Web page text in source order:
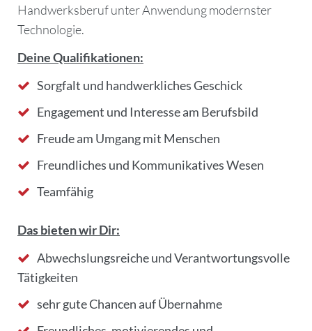
Handwerksberuf unter Anwendung modernster
Technologie.
Deine Qualifikationen:
Sorgfalt und handwerkliches Geschick
Engagement und Interesse am Berufsbild
Freude am Umgang mit Menschen
Freundliches und Kommunikatives Wesen
Teamfähig
Das bieten wir Dir:
Abwechslungsreiche und Verantwortungsvolle
Tätigkeiten
sehr gute Chancen auf Übernahme